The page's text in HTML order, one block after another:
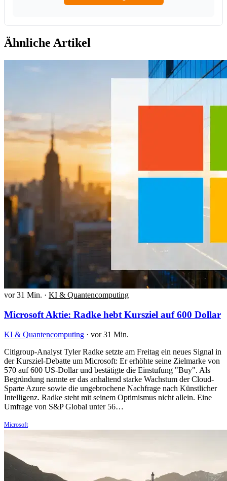
Ähnliche Artikel
vor 31 Min. · KI & Quantencomputing
Microsoft Aktie: Radke hebt Kursziel auf 600 Dollar
KI & Quantencomputing · vor 31 Min.
Citigroup-Analyst Tyler Radke setzte am Freitag ein neues Signal in
der Kursziel-Debatte um Microsoft: Er erhöhte seine Zielmarke von
570 auf 600 US-Dollar und bestätigte die Einstufung "Buy". Als
Begründung nannte er das anhaltend starke Wachstum der Cloud-
Sparte Azure sowie die ungebrochene Nachfrage nach Künstlicher
Intelligenz. Radke steht mit seinem Optimismus nicht allein. Eine
Umfrage von S&P Global unter 56…
Microsoft